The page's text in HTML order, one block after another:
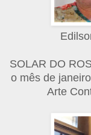
SOLAR DO
o mês de
Arte